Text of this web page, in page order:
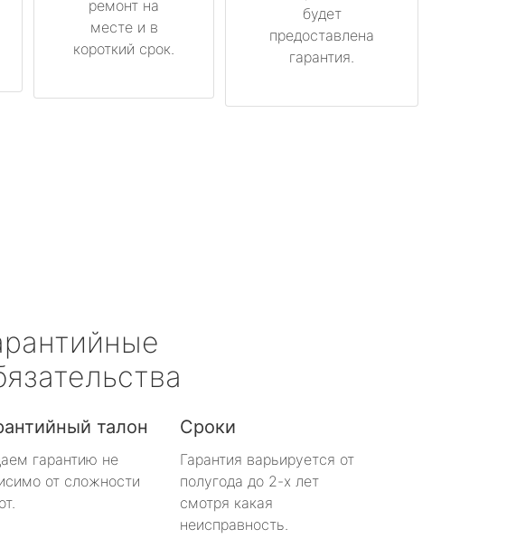
ремонт на
месте и в
короткий срок.
будет
предоставлена
гарантия.
талон
гарантию не
от сложности
Сроки
Гарантия варьируется от
полугода до 2-х лет
смотря какая
неисправность.